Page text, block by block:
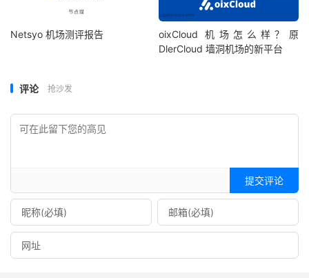
Netsyo 机场测评报告
oixCloud 机场怎么样？原
DlerCloud 墙洞机场的新平台
评论 抢沙发
提交评论